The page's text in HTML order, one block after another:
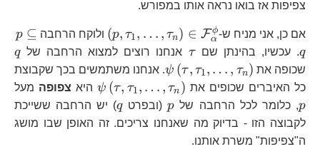
צפיפות אז בואו נראה אותו במפורש.
אם כן, אני מניח ש- (p, τ1, … , τn) ∈ Fα
ϕ ולוקח הרחבה
q
p ⊆
q. עכשיו, בהינתן שם \tau τ אנחנו רוצים למצוא הרחבה שלq
שכופה את ψ (τ , τ1, … , τn)
. אנחנו משתמשים בכך שקבוצת
כל האיברים שכופים את
ψ (τ, τ1, … , τn ) היא צפופה מעל
p, כלומר לכל הרחבה של p p(ובפרט q
q) יש הרחבה ששייכת
לקבוצה הזו - בדיוק מה שאנחנו צריכים. זה האופן שבו מושג
ה"צפיפות" משרת אותנו.